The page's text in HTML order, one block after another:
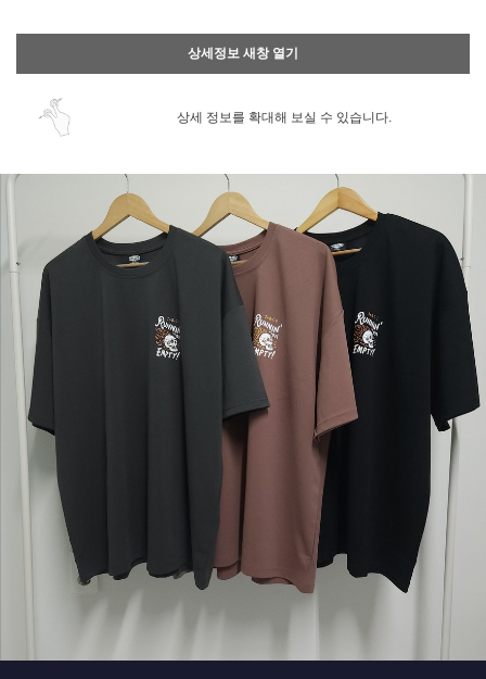
PAYCO 바로구매
상세정보 새창 열기
상세 정보를 확대해 보실 수 있습니다.